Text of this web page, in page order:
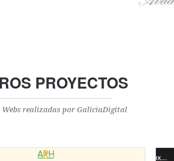
PROYECTOS
Webs realizadas por GaliciaDigital